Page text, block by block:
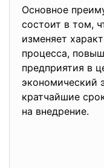
Основное
состоит в том,
изменяет
процесса,
предприятия в
экономический
кратчайшие
на внедрение.